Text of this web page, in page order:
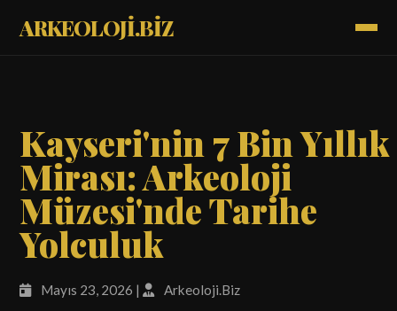
ARKEOLOJİ.BİZ
Kayseri'nin 7 Bin Yıllık
Mirası: Arkeoloji
Müzesi'nde Tarihe
Yolculuk
Mayıs 23, 2026 | Arkeoloji.Biz